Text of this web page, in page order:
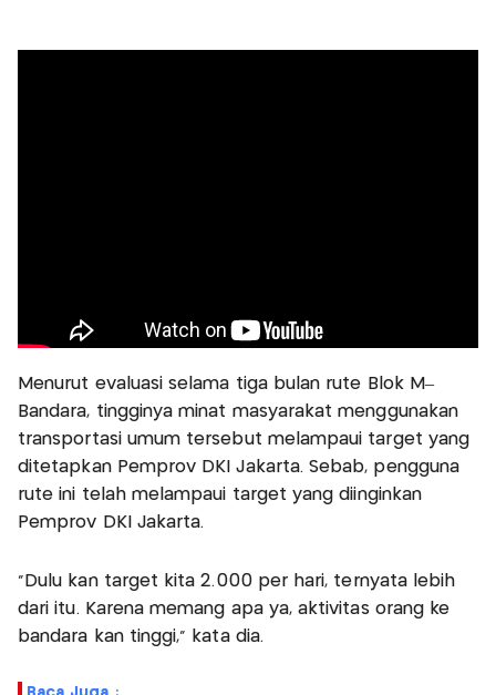
Menurut evaluasi selama tiga bulan rute Blok M–
Bandara, tingginya minat masyarakat menggunakan
transportasi umum tersebut melampaui target yang
ditetapkan Pemprov DKI Jakarta. Sebab, pengguna
rute ini telah melampaui target yang diinginkan
Pemprov DKI Jakarta.
"Dulu kan target kita 2.000 per hari, ternyata lebih
dari itu. Karena memang apa ya, aktivitas orang ke
bandara kan tinggi," kata dia.